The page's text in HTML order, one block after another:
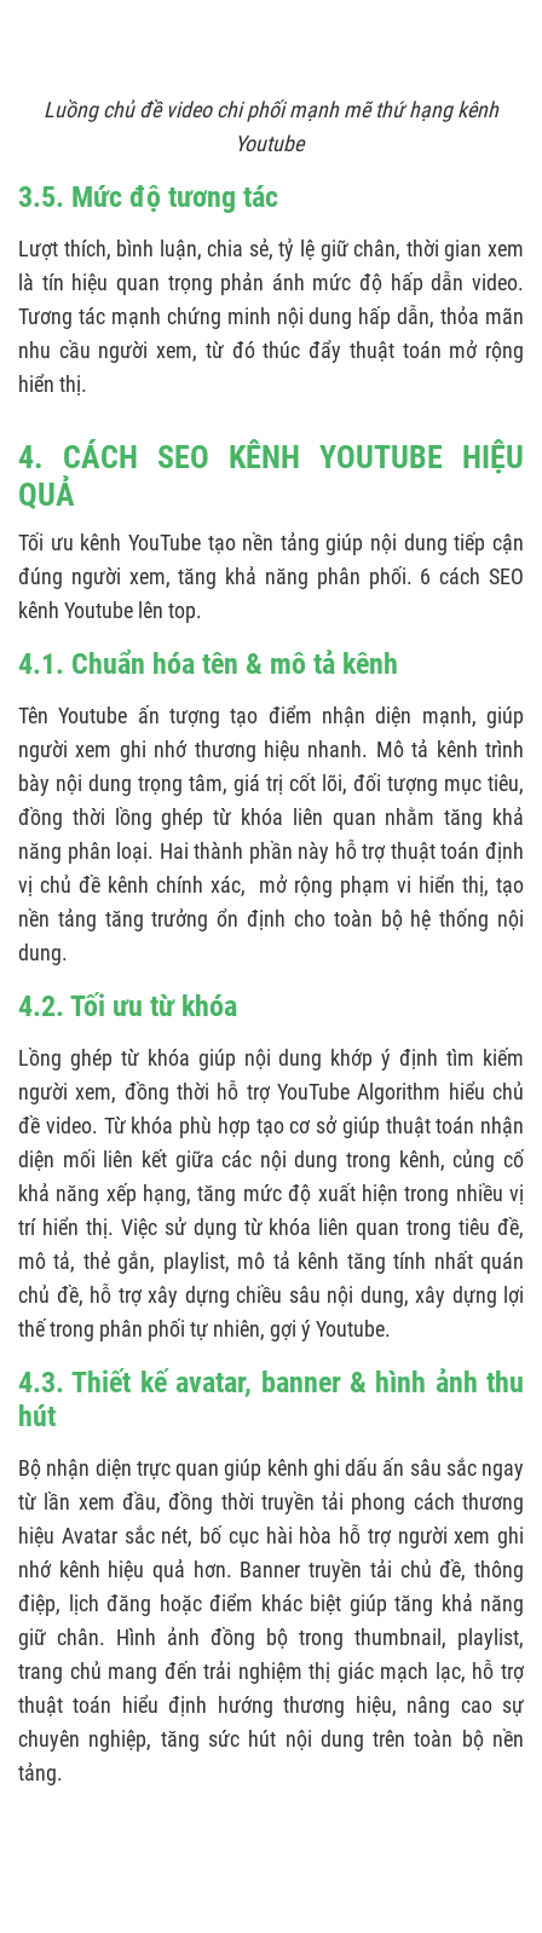
Luồng chủ đề video chi phối mạnh mẽ thứ hạng kênh
Youtube
3.5. Mức độ tương tác
Lượt thích, bình luận, chia sẻ, tỷ lệ giữ chân, thời gian xem
là tín hiệu quan trọng phản ánh mức độ hấp dẫn video.
Tương tác mạnh chứng minh nội dung hấp dẫn, thỏa mãn
nhu cầu người xem, từ đó thúc đẩy thuật toán mở rộng
hiển thị.
4. CÁCH SEO KÊNH YOUTUBE HIỆU
QUẢ
Tối ưu kênh YouTube tạo nền tảng giúp nội dung tiếp cận
đúng người xem, tăng khả năng phân phối. 6 cách SEO
kênh Youtube lên top.
4.1. Chuẩn hóa tên & mô tả kênh
Tên Youtube ấn tượng tạo điểm nhận diện mạnh, giúp
người xem ghi nhớ thương hiệu nhanh. Mô tả kênh trình
bày nội dung trọng tâm, giá trị cốt lõi, đối tượng mục tiêu,
đồng thời lồng ghép từ khóa liên quan nhằm tăng khả
năng phân loại. Hai thành phần này hỗ trợ thuật toán định
vị chủ đề kênh chính xác, mở rộng phạm vi hiển thị, tạo
nền tảng tăng trưởng ổn định cho toàn bộ hệ thống nội
dung.
4.2. Tối ưu từ khóa
Lồng ghép từ khóa giúp nội dung khớp ý định tìm kiếm
người xem, đồng thời hỗ trợ YouTube Algorithm hiểu chủ
đề video. Từ khóa phù hợp tạo cơ sở giúp thuật toán nhận
diện mối liên kết giữa các nội dung trong kênh, củng cố
khả năng xếp hạng, tăng mức độ xuất hiện trong nhiều vị
trí hiển thị. Việc sử dụng từ khóa liên quan trong tiêu đề,
mô tả, thẻ gắn, playlist, mô tả kênh tăng tính nhất quán
chủ đề, hỗ trợ xây dựng chiều sâu nội dung, xây dựng lợi
thế trong phân phối tự nhiên, gợi ý Youtube.
4.3. Thiết kế avatar, banner & hình ảnh thu
hút
Bộ nhận diện trực quan giúp kênh ghi dấu ấn sâu sắc ngay
từ lần xem đầu, đồng thời truyền tải phong cách thương
hiệu Avatar sắc nét, bố cục hài hòa hỗ trợ người xem ghi
nhớ kênh hiệu quả hơn. Banner truyền tải chủ đề, thông
điệp, lịch đăng hoặc điểm khác biệt giúp tăng khả năng
giữ chân. Hình ảnh đồng bộ trong thumbnail, playlist,
trang chủ mang đến trải nghiệm thị giác mạch lạc, hỗ trợ
thuật toán hiểu định hướng thương hiệu, nâng cao sự
chuyên nghiệp, tăng sức hút nội dung trên toàn bộ nền
tảng.